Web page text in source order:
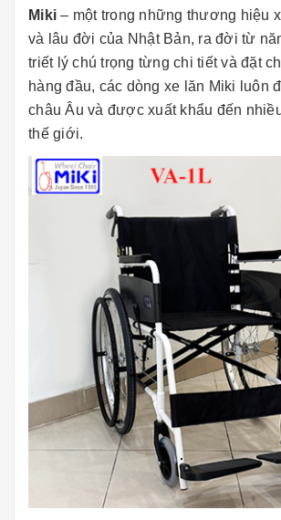
Miki – một trong những thương hiệu
và lâu đời của Nhật Bản, ra đời từ
triết lý chú trọng từng chi tiết và đặt
hàng đầu, các dòng xe lăn Miki luôn
châu Âu và được xuất khẩu đến
thế giới.